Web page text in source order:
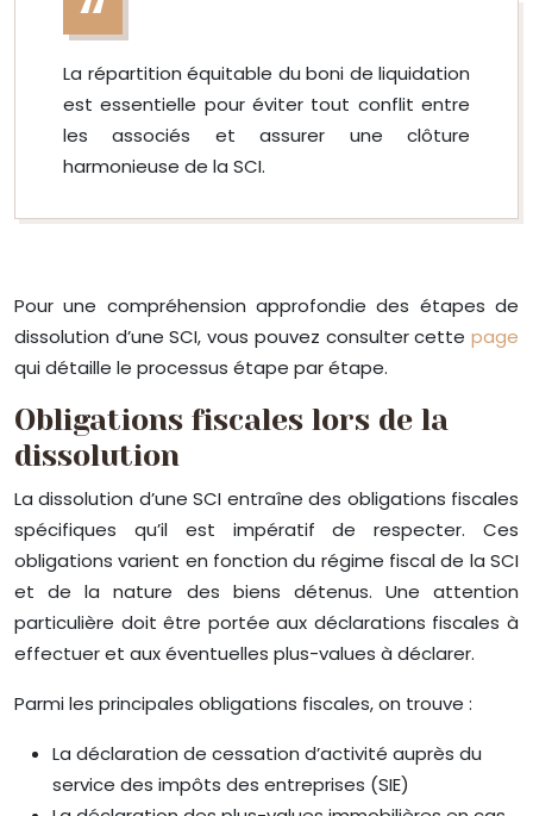
La répartition équitable du boni de liquidation
est essentielle pour éviter tout conflit entre
les associés et assurer une clôture
harmonieuse de la SCI.
Pour une compréhension approfondie des étapes de
dissolution d’une SCI, vous pouvez consulter cette page
qui détaille le processus étape par étape.
Obligations fiscales lors de la
dissolution
La dissolution d’une SCI entraîne des obligations fiscales
spécifiques qu’il est impératif de respecter. Ces
obligations varient en fonction du régime fiscal de la SCI
et de la nature des biens détenus. Une attention
particulière doit être portée aux déclarations fiscales à
effectuer et aux éventuelles plus-values à déclarer.
Parmi les principales obligations fiscales, on trouve :
La déclaration de cessation d’activité auprès du
service des impôts des entreprises (SIE)